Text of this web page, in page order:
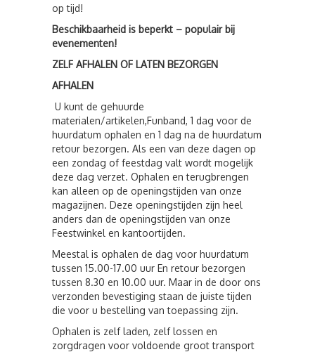
op tijd!
Beschikbaarheid is beperkt – populair bij
evenementen!
ZELF AFHALEN OF LATEN BEZORGEN
AFHALEN
U kunt de gehuurde
materialen/artikelen,Funband, 1 dag voor de
huurdatum ophalen en 1 dag na de huurdatum
retour bezorgen. Als een van deze dagen op
een zondag of feestdag valt wordt mogelijk
deze dag verzet. Ophalen en terugbrengen
kan alleen op de openingstijden van onze
magazijnen. Deze openingstijden zijn heel
anders dan de openingstijden van onze
Feestwinkel en kantoortijden.
Meestal is ophalen de dag voor huurdatum
tussen 15.00-17.00 uur En retour bezorgen
tussen 8.30 en 10.00 uur. Maar in de door ons
verzonden bevestiging staan de juiste tijden
die voor u bestelling van toepassing zijn.
Ophalen is zelf laden, zelf lossen en
zorgdragen voor voldoende groot transport